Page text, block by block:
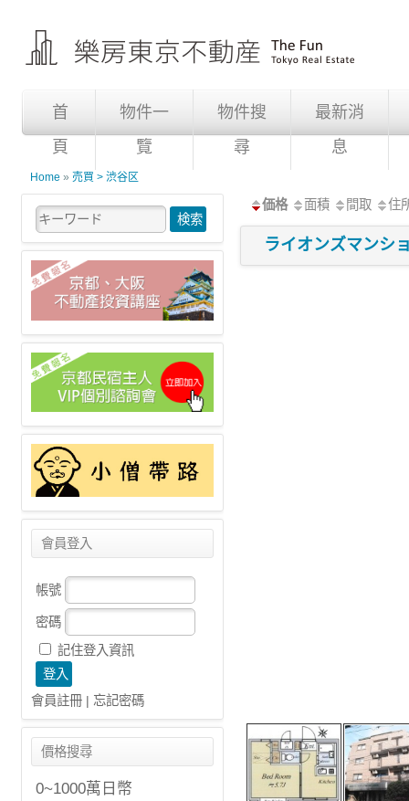
首
頁
物件一
覽
物件搜
尋
最新消
息
Home » 売買 > 渋谷区
価格 面積 間取 住
ライオンズマンシ
會員登入
帳號
密碼
記住登入資訊
會員註冊 | 忘記密碼
價格搜尋
0~1000萬日幣